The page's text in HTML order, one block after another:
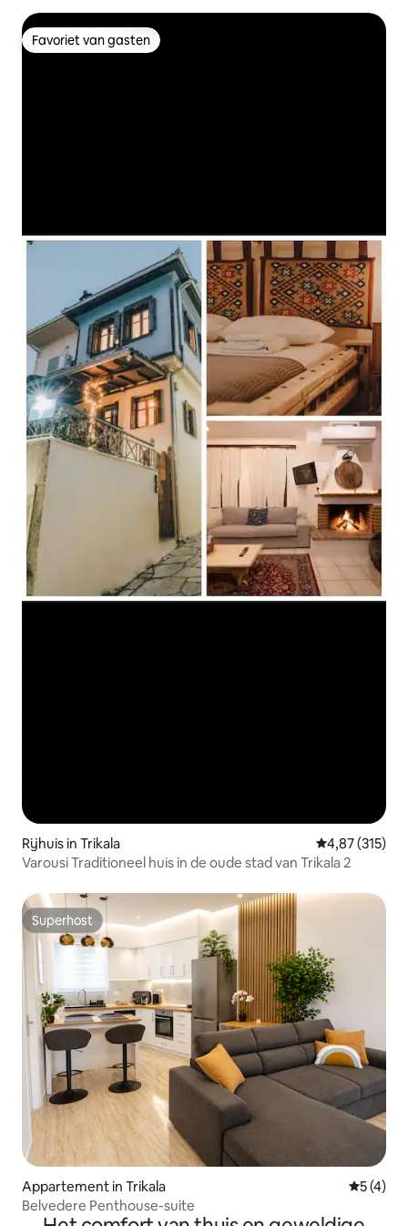
Favoriet van gasten
Favoriet van gasten
Rijhuis in Trikala Gemiddelde
4,87 (315)
Varousi Traditioneel huis in de oude stad van Trikala 2
Superhost
Superhost
Appartement in Trikala
5 (4)
Belvedere Penthouse-suite